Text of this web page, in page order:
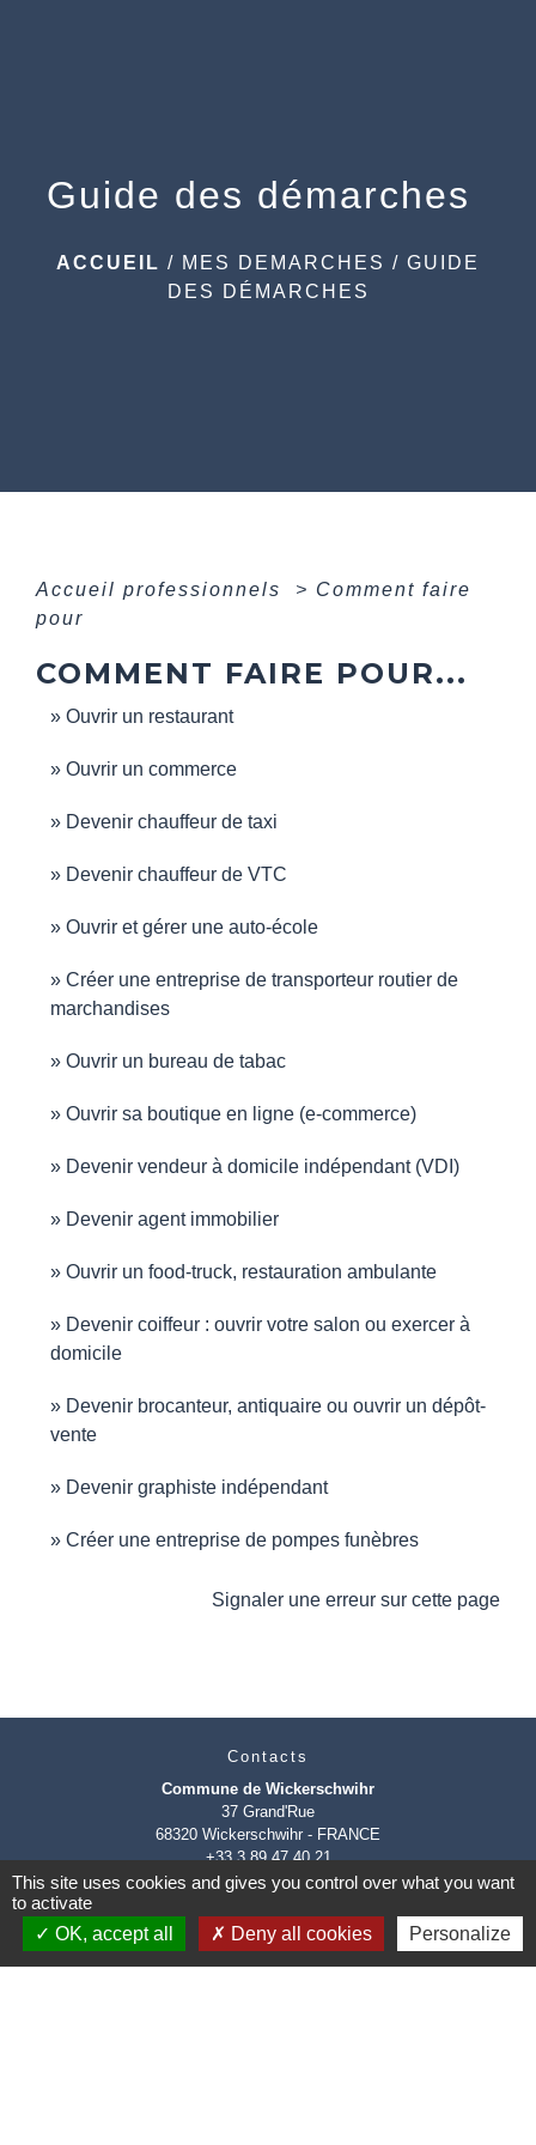
Guide des démarches
ACCUEIL / MES DEMARCHES / GUIDE
DES DÉMARCHES
Accueil professionnels > Comment faire
pour
COMMENT FAIRE POUR...
Ouvrir un restaurant
Ouvrir un commerce
Devenir chauffeur de taxi
Devenir chauffeur de VTC
Ouvrir et gérer une auto-école
Créer une entreprise de transporteur routier de
marchandises
Ouvrir un bureau de tabac
Ouvrir sa boutique en ligne (e-commerce)
Devenir vendeur à domicile indépendant (VDI)
Devenir agent immobilier
Ouvrir un food-truck, restauration ambulante
Devenir coiffeur : ouvrir votre salon ou exercer à
domicile
Devenir brocanteur, antiquaire ou ouvrir un dépôt-
vente
Devenir graphiste indépendant
Créer une entreprise de pompes funèbres
Signaler une erreur sur cette page
Contacts
Commune de Wickerschwihr
37 Grand'Rue
68320 Wickerschwihr - FRANCE
+33 3 89 47 40 21
This site uses cookies and gives you control over what you want
to activate
OK, accept all
Deny all cookies Personalize